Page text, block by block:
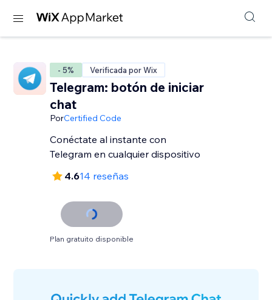
- 5% Verificada por Wix
Telegram: botón de iniciar
chat
PorCertified Code
Conéctate al instante con
Telegram en cualquier dispositivo
4.614 reseñas
Plan gratuito disponible